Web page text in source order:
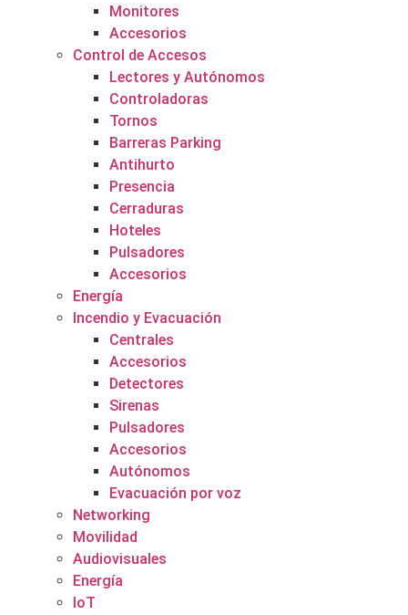
Monitores
Accesorios
Control de Accesos
Lectores y Autónomos
Controladoras
Tornos
Barreras Parking
Antihurto
Presencia
Cerraduras
Hoteles
Pulsadores
Accesorios
Energía
Incendio y Evacuación
Centrales
Accesorios
Detectores
Sirenas
Pulsadores
Accesorios
Autónomos
Evacuación por voz
Networking
Movilidad
Audiovisuales
Energía
IoT